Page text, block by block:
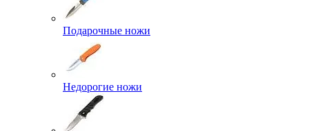
Подарочные ножи
Недорогие ножи